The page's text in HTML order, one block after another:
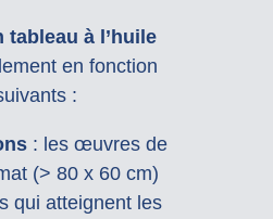
tableau à l’huile
en fonction
:
: les œuvres de
(> 80 x 60 cm)
qui atteignent les